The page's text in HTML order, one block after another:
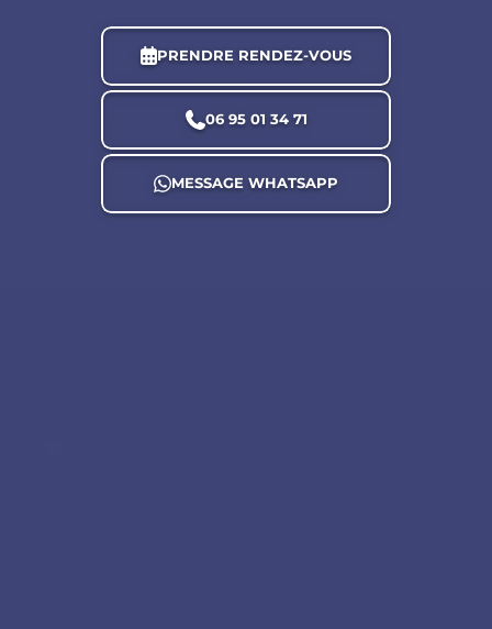
PRENDRE RENDEZ-VOUS
06 95 01 34 71
MESSAGE WHATSAPP